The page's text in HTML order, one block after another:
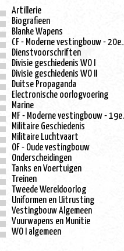
Artillerie
Biografieen
Blanke Wapens
CF -
Dienstvoorschriften
Divisie geschiedenis WO I
Divisie geschiedenis WO II
Duitse Propaganda
Electronische oorlogvoering
Marine
MF -
Militaire Geschiedenis
Militaire Luchtvaart
OF - Oude vestingbouw
Onderscheidingen
Tanks en Voertuigen
Treinen
Tweede Wereldoorlog
Uniformen en Uitrusting
Vestingbouw Algemeen
Vuurwapens en Munitie
WO I algemeen